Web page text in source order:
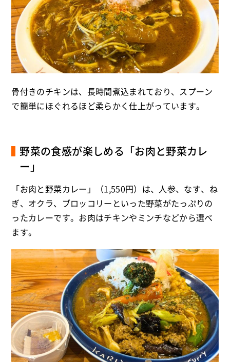
骨付きのチキンは、長時間煮込まれており、スプーン
で簡単にほぐれるほど柔らかく仕上がっています。
野菜の食感が楽しめる「お肉と野菜カレ
ー」
「お肉と野菜カレー」（1,550円）は、人参、なす、ね
ぎ、オクラ、ブロッコリーといった野菜がたっぷりの
ったカレーです。お肉はチキンやミンチなどから選べ
ます。